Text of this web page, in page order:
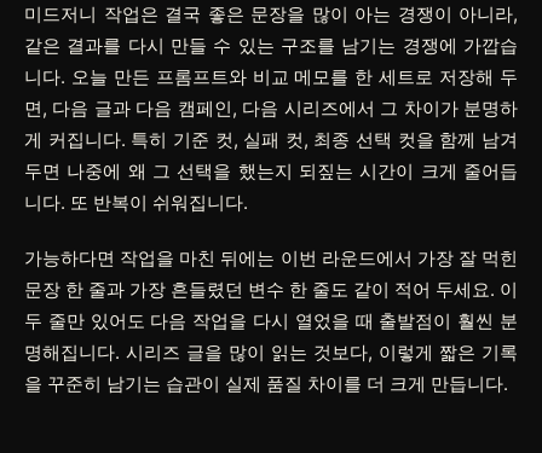
미드저니 작업은 결국 좋은 문장을 많이 아는 경쟁이 아니라,
같은 결과를 다시 만들 수 있는 구조를 남기는 경쟁에 가깝습
니다. 오늘 만든 프롬프트와 비교 메모를 한 세트로 저장해 두
면, 다음 글과 다음 캠페인, 다음 시리즈에서 그 차이가 분명하
게 커집니다. 특히 기준 컷, 실패 컷, 최종 선택 컷을 함께 남겨
두면 나중에 왜 그 선택을 했는지 되짚는 시간이 크게 줄어듭
니다. 또 반복이 쉬워집니다.
가능하다면 작업을 마친 뒤에는 이번 라운드에서 가장 잘 먹힌
문장 한 줄과 가장 흔들렸던 변수 한 줄도 같이 적어 두세요. 이
두 줄만 있어도 다음 작업을 다시 열었을 때 출발점이 훨씬 분
명해집니다. 시리즈 글을 많이 읽는 것보다, 이렇게 짧은 기록
을 꾸준히 남기는 습관이 실제 품질 차이를 더 크게 만듭니다.